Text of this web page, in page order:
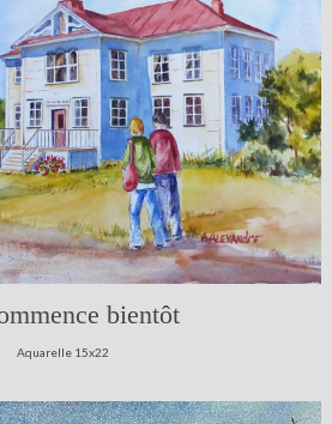
bientôt
Aquarelle 15x22